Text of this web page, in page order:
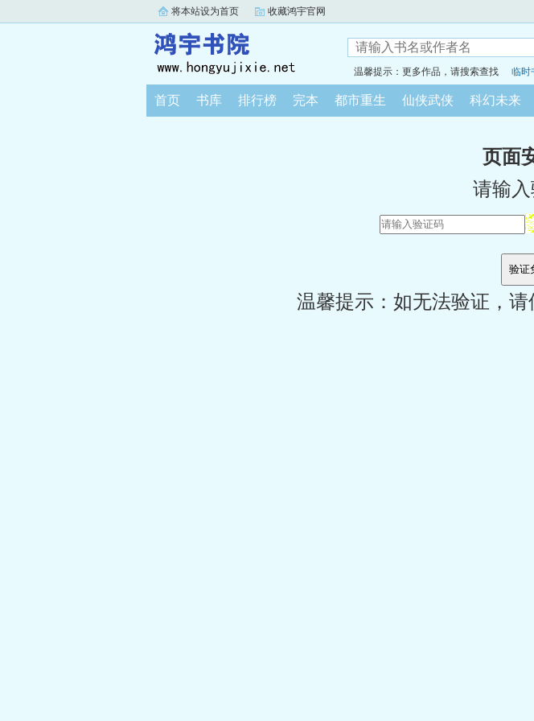
将本站设为首页 收藏鸿宇官网
温馨提示：更多作品，请搜索查找 临时
首页 书库 排行榜 完本 都市重生 仙侠武侠 科幻未来
页面
请输入
温馨提示：如无法验证，请